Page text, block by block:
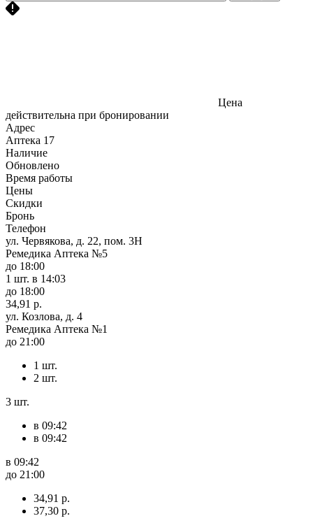
Цена
действительна при бронировании
Адрес
Аптека 17
Наличие
Обновлено
Время работы
Цены
Скидки
Бронь
Телефон
ул. Червякова, д. 22, пом. 3Н
Ремедика Аптека №5
до 18:00
1 шт. в 14:03
до 18:00
34,91 р.
ул. Козлова, д. 4
Ремедика Аптека №1
до 21:00
1 шт.
2 шт.
3 шт.
в 09:42
в 09:42
в 09:42
до 21:00
34,91 р.
37,30 р.